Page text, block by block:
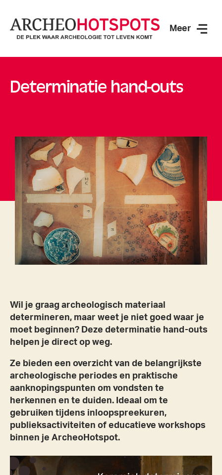
Meer
Determinatie hand-outs
Wil je graag archeologisch materiaal
determineren, maar weet je niet goed waar je
moet beginnen? Deze determinatie hand-outs
helpen je direct op weg.
Ze bieden een overzicht van de belangrijkste
archeologische periodes en praktische
aanknopingspunten om vondsten te
herkennen en te duiden. Ideaal om te
gebruiken tijdens inloopspreekuren,
publieksactiviteiten of educatieve workshops
binnen je ArcheoHotspot.